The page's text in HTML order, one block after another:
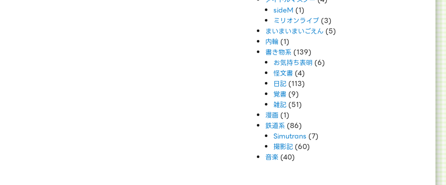
sideM (1)
ミリオンライブ(3)
まいまいまいごえん (5)
内輪(1)
書き物系 (139)
お気持ち表明 (6)
怪文書(4)
日記(113)
覚書(9)
雑記(51)
漫画(1)
鉄道系 (86)
Simutrans (7)
撮影記(60)
音楽 (40)